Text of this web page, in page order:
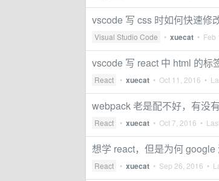
vscode 写 css 时如何快速修
Visual Studio Code • xuecat • Feb
vscode 写 react 中 html 的标
React • xuecat • Oct 11, 2016 •
webpack 老是配不好，有没
React • xuecat • Oct 7, 2016 •
想学 react，但是为何 google
React • xuecat • Sep 26, 2016 •